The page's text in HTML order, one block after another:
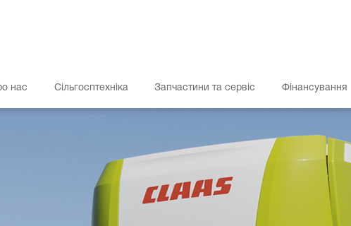
нас Сільгосптехніка Запчастини та сервіс Фінансування